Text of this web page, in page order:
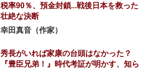
税率90％、預金封鎖...戦後日本を救った
壮絶な決断
幸田真音（作家）
秀長がいれば家康の台頭はなかった？
『豊臣兄弟！』時代考証が明かす、知ら